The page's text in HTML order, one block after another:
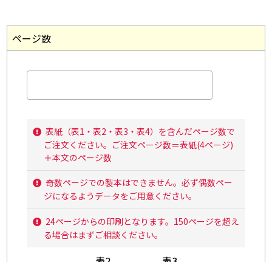
ページ数
表紙（表1・表2・表3・表4）を含んだページ数で
ご注文ください。ご注文ページ数＝表紙(4ページ)
＋本文のページ数
奇数ページでの製本はできません。必ず偶数ペー
ジになるようデータをご用意ください。
24ページからの印刷となります。150ページを超え
る場合はまずご相談ください。